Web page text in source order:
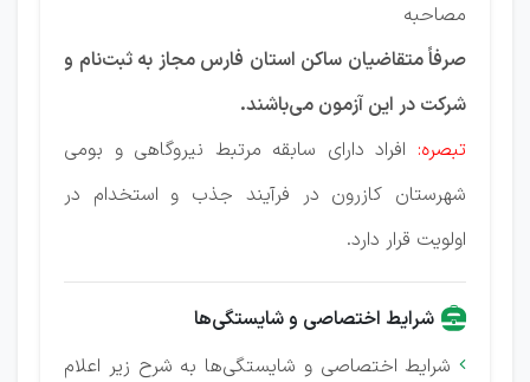
مصاحبه
صرفاً متقاضیان ساکن استان فارس مجاز به ثبت‌نام و
شرکت در این آزمون می‌باشند.
تبصره: افراد دارای سابقه مرتبط نیروگاهی و بومی
شهرستان کازرون در فرآیند جذب و استخدام در
اولویت قرار دارد.
شرایط اختصاصی و شایستگی‌ها
 شرایط اختصاصی و شایستگی‌ها به شرح زیر اعلام